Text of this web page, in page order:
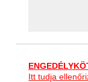
Itt tudja